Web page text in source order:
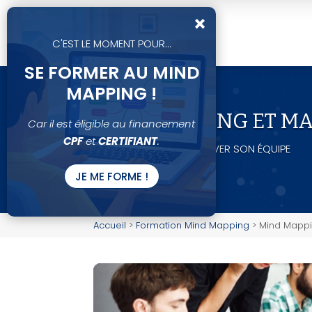
MIND MAPPING ET
MIEUX MANAGER ET MOTIVER SON ÉQUIPE
Accueil>Formation Mind Mapping > Mind
×
C'EST LE MOMENT POUR...
SE FORMER AU MIND
MAPPING !
Car il est éligible au financement
CPFetCERTIFIANT.
JE ME FORME !